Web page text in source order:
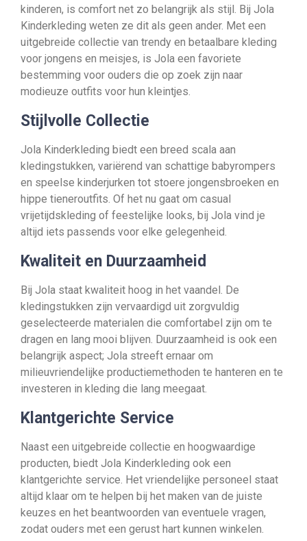
kinderen, is comfort net zo belangrijk als stijl. Bij Jola
Kinderkleding weten ze dit als geen ander. Met een
uitgebreide collectie van trendy en betaalbare kleding
voor jongens en meisjes, is Jola een favoriete
bestemming voor ouders die op zoek zijn naar
modieuze outfits voor hun kleintjes.
Stijlvolle Collectie
Jola Kinderkleding biedt een breed scala aan
kledingstukken, variërend van schattige babyrompers
en speelse kinderjurken tot stoere jongensbroeken en
hippe tieneroutfits. Of het nu gaat om casual
vrijetijdskleding of feestelijke looks, bij Jola vind je
altijd iets passends voor elke gelegenheid.
Kwaliteit en Duurzaamheid
Bij Jola staat kwaliteit hoog in het vaandel. De
kledingstukken zijn vervaardigd uit zorgvuldig
geselecteerde materialen die comfortabel zijn om te
dragen en lang mooi blijven. Duurzaamheid is ook een
belangrijk aspect; Jola streeft ernaar om
milieuvriendelijke productiemethoden te hanteren en te
investeren in kleding die lang meegaat.
Klantgerichte Service
Naast een uitgebreide collectie en hoogwaardige
producten, biedt Jola Kinderkleding ook een
klantgerichte service. Het vriendelijke personeel staat
altijd klaar om te helpen bij het maken van de juiste
keuzes en het beantwoorden van eventuele vragen,
zodat ouders met een gerust hart kunnen winkelen.